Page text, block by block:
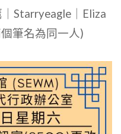
(4)
｜
告
單
位：
星
Starryeagle｜Eliza
筆名為同一人)